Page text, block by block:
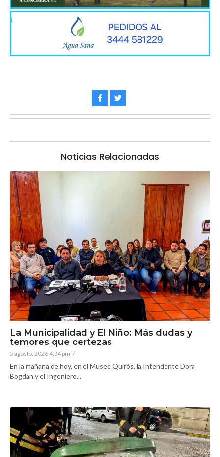
Noticias Relacionadas
La Municipalidad y El Niño: Más dudas y
temores que certezas
5 agosto, 2026 4:04 pm /
En la mañana de hoy, en el Museo Quirós, la Intendente Dora
Bogdan y el Ingeniero...